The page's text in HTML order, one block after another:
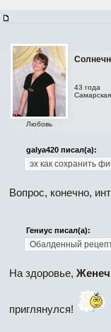
Любовь
43 года
galya420 писал(а):
эх как сохранить
Вопрос, конечно,
Гениус писал(а):
Обалденный
На здоровье,
приглянулся!